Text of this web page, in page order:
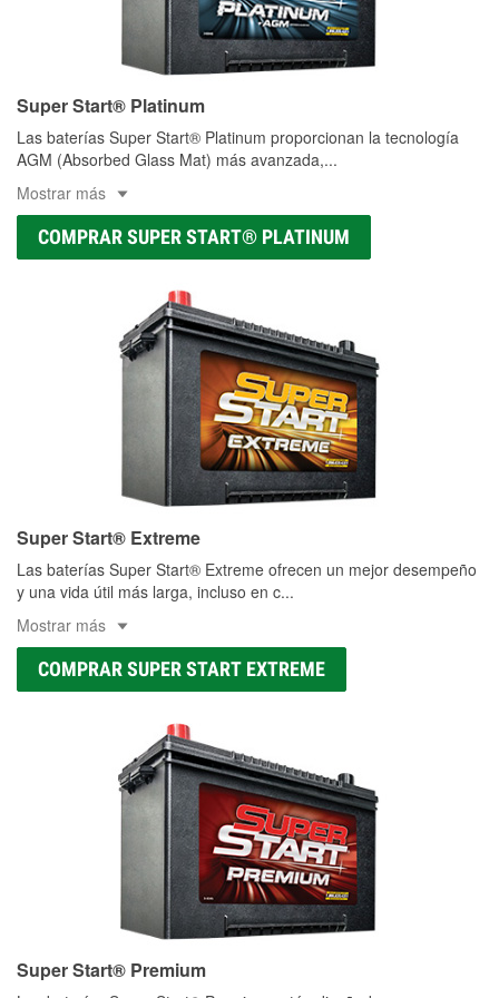
Super Start® Platinum
Las baterías Super Start® Platinum proporcionan la tecnología
AGM (Absorbed Glass Mat) más avanzada,...
Mostrar más
COMPRAR SUPER START® PLATINUM
Super Start® Extreme
Las baterías Super Start® Extreme ofrecen un mejor desempeño
y una vida útil más larga, incluso en c...
Mostrar más
COMPRAR SUPER START EXTREME
Super Start® Premium